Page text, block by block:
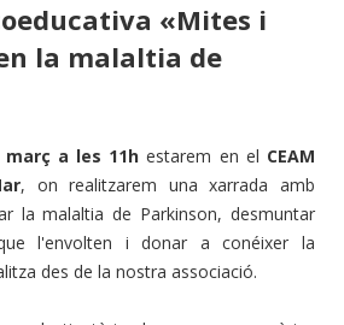
«Mites i
la malaltia de
març a les 11hestarem en el CEAM
, on realitzarem una xarrada amb
la malaltia de Parkinson, desmuntar
l'envolten i donar a conéixer la
des de la nostra associació.